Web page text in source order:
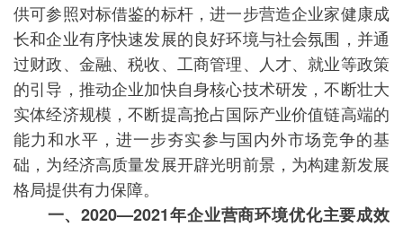
供可参照对标借鉴的标杆，进一步营造企业家健康成
长和企业有序快速发展的良好环境与社会氛围，并通
过财政、金融、税收、工商管理、人才、就业等政策
的引导，推动企业加快自身核心技术研发，不断壮大
实体经济规模，不断提高抢占国际产业价值链高端的
能力和水平，进一步夯实参与国内外市场竞争的基
础，为经济高质量发展开辟光明前景，为构建新发展
格局提供有力保障。
一、2020—2021年企业营商环境优化主要成效